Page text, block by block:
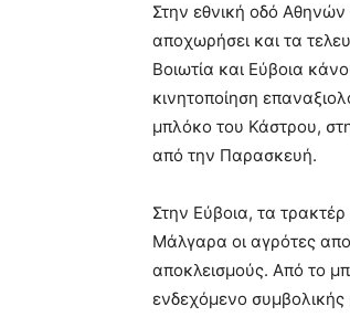
Στην εθνική οδό
αποχωρήσει και τα
Βοιωτία και Εύβοια
κινητοποίηση
μπλόκο του Κάστρου,
από την Παρασκευή.
Στην Εύβοια, τα
Μάλγαρα οι αγρότες
αποκλεισμούς. Από το
ενδεχόμενο